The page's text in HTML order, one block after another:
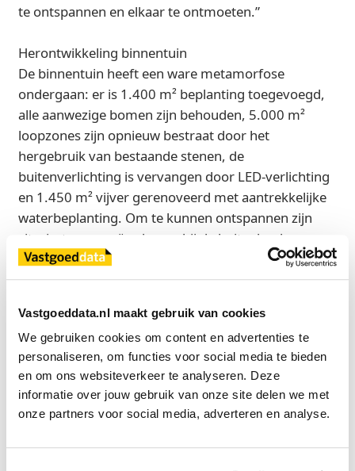
Vastgoeddata.nl maakt gebruik van cookies
We gebruiken cookies om content en advertenties te
personaliseren, om functies voor social media te bieden
en om ons websiteverkeer te analyseren. Deze
informatie over jouw gebruik van onze site delen we met
onze partners voor social media, adverteren en analyse.
te ontspannen en elkaar te ontmoeten.”
Herontwikkeling binnentuin
De binnentuin heeft een ware metamorfose
ondergaan: er is 1.400 m² beplanting toegevoegd,
alle aanwezige bomen zijn behouden, 5.000 m²
loopzones zijn opnieuw bestraat door het
hergebruik van bestaande stenen, de
buitenverlichting is vervangen door LED-verlichting
en 1.450 m² vijver gerenoveerd met aantrekkelijke
waterbeplanting. Om te kunnen ontspannen zijn
zitruimtes gecreëerd, waarbij de buitenbanken en -
tafels zijn gemaakt van kunstafval. Dit materiaal is
gerecycled afval dat door gemeenten wordt
Over Dutch Tech Campus en Dutch Innovation Park
Dutch Tech Campus is een thuisbasis voor nationale
en internationale smart technology bedrijven die
zich richten op het snijvlak van Communication,
Mobility en E-health care. Dutch Tech Campus is
onderdeel van het Dutch Innovation Park te